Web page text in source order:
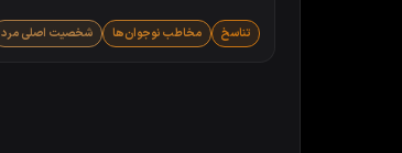
تناسخ مخاطب نوجوان‌ها شخصیت اصلی مرد